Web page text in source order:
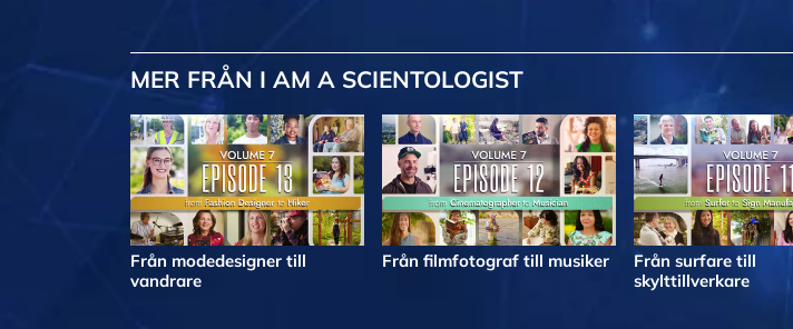
MER FRÅN I AM A SCIENTOLOGIST
Från modedesigner till
vandrare
Från filmfotograf till musiker
Från surfare till
skylttillverkare